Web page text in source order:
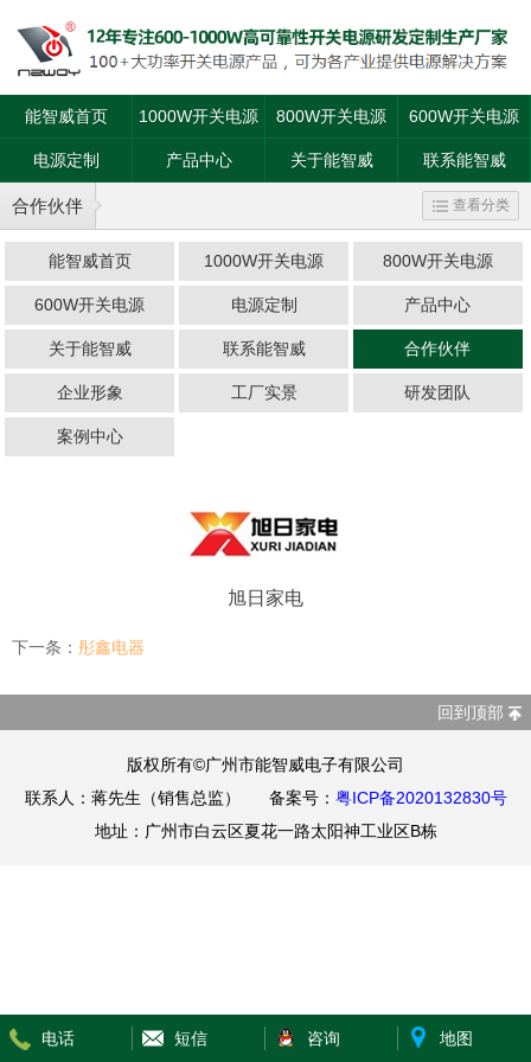
能智威首页 1000W开关电源 800W开关电源 600W开关电源
电源定制 产品中心 关于能智威 联系能智威
合作伙伴 查看分类
能智威首页 1000W开关电源 800W开关电源
600W开关电源 电源定制 产品中心
关于能智威 联系能智威 合作伙伴
企业形象 工厂实景 研发团队
案例中心
旭日家电
下一条： 彤鑫电器
回到顶部
版权所有©广州市能智威电子有限公司
联系人：蒋先生（销售总监） 备案号： 粤ICP备2020132830号
地址：广州市白云区夏花一路太阳神工业区B栋
电话 短信 咨询 地图